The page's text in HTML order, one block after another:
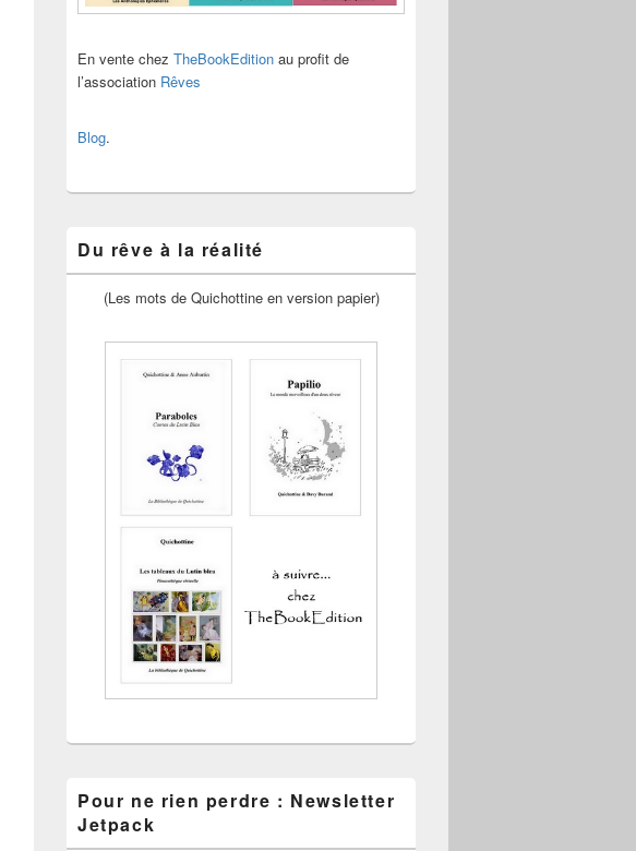
En vente chez TheBookEdition au profit de
l’association Rêves
Blog.
Du rêve à la réalité
(Les mots de Quichottine en version papier)
Pour ne rien perdre : Newsletter
Jetpack